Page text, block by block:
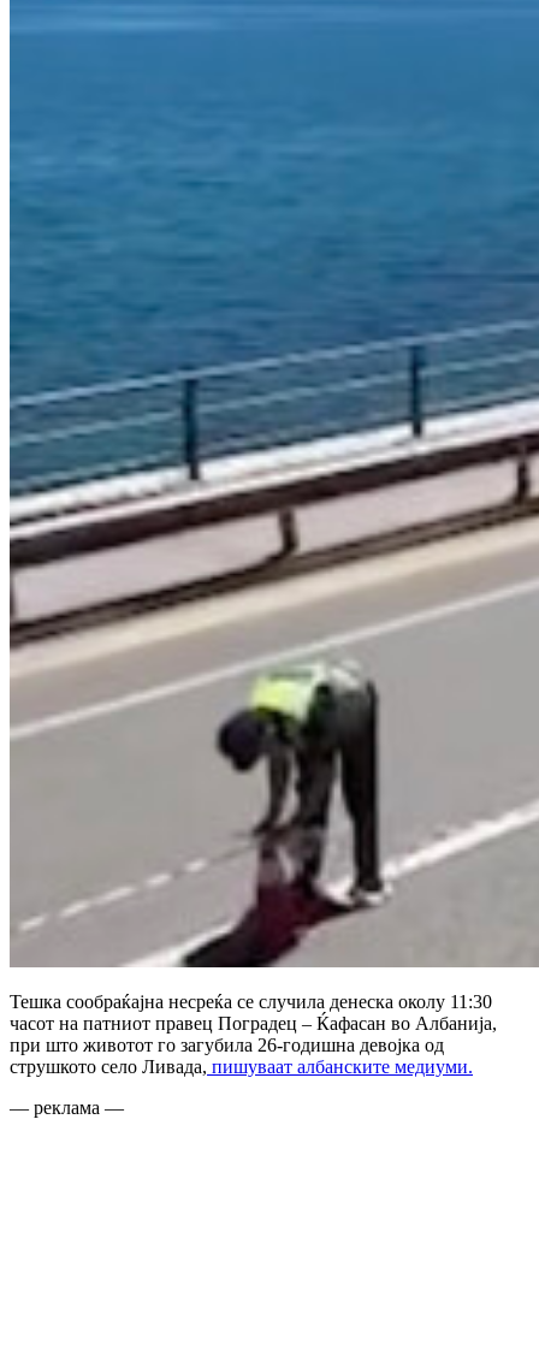
Тешка сообраќајна несреќа се случила денеска околу 11:30
часот на патниот правец Поградец – Ќафасан во Албанија,
при што животот го загубила 26-годишна девојка од
струшкото село Ливада, пишуваат албанските медиуми.
— реклама —